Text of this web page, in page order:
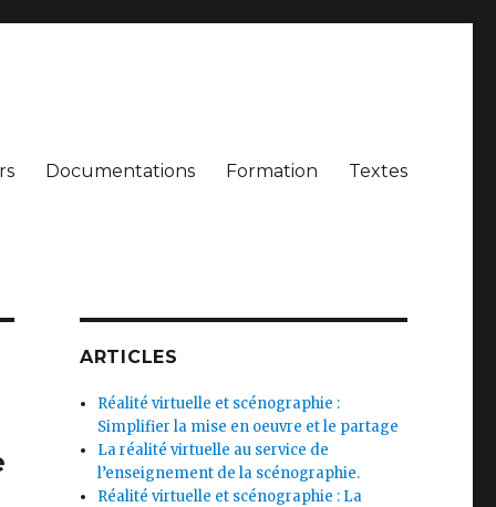
Documentations Formation Textes
ARTICLES
Réalité virtuelle et scénographie :
Simplifier la mise en oeuvre et le partage
La réalité virtuelle au service de
l’enseignement de la scénographie.
Réalité virtuelle et scénographie : La